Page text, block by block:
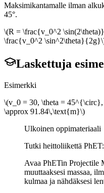
Maksimikantamalle ilman
45°.
\(R = \frac{v_0^2
\frac{v_0^2
Laskettuja
Esimerkki
\(v_0 = 30, \theta =
\approx 91.84\,\text{m}\)
Ulkoinen oppimateriaali
Tutki heittoliikettä
Avaa PhETin Projectile
muuttaaksesi massaa,
kulmaa ja nähdäksesi